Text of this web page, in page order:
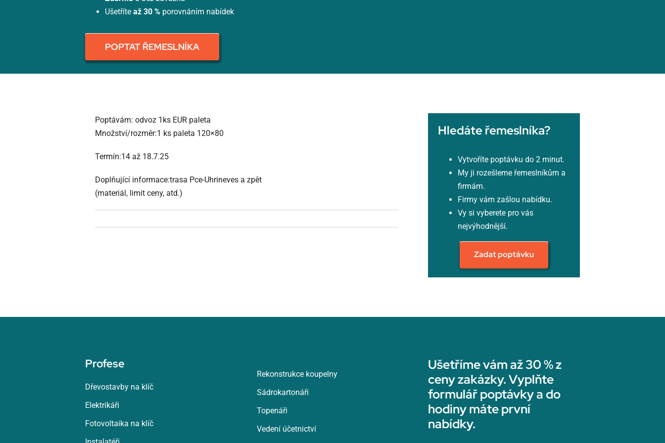
Ušetříte až 30 %porovnáním nabídek
POPTAT ŘEMESLNÍKA
Poptávám: odvoz 1ks EUR paleta
Množství/rozměr:1 ks paleta 120×80
Termín:14 až 18.7.25
Doplňující informace:trasa Pce-Uhrineves a zpět
(materiál, limit ceny, atd.)
Hledáte řemeslníka?
Vytvoříte poptávku do 2 minut.
My ji rozešleme řemeslníkům a
firmám.
Firmy vám zašlou nabídku.
Vy si vyberete pro vás
nejvýhodnější.
Zadat poptávku
Profese
Dřevostavby na klíč
Elektrikáři
Fotovoltaika na klíč
Rekonstrukce koupelny
Sádrokartonáři
Topenáři
Vedení účetnictví
Ušetříme vám až 30 % z
ceny zakázky. Vyplňte
formulář poptávky a do
hodiny máte první
nabídky.